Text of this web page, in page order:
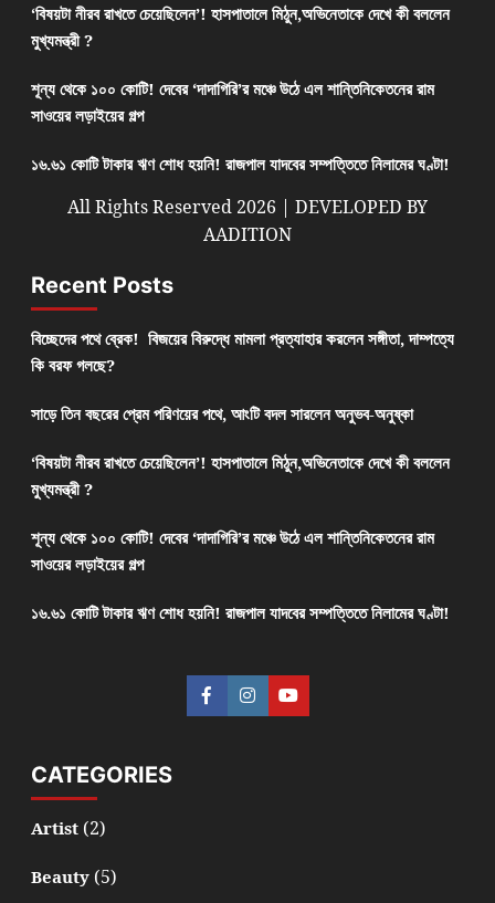
‘বিষয়টা নীরব রাখতে চেয়েছিলেন’! হাসপাতালে মিঠুন,অভিনেতাকে দেখে কী বললেন
মুখ্যমন্ত্রী ?
শূন্য থেকে ১০০ কোটি! দেবের ‘দাদাগিরি’র মঞ্চে উঠে এল শান্তিনিকেতনের রাম
সাওয়ের লড়াইয়ের গল্প
১৬.৬১ কোটি টাকার ঋণ শোধ হয়নি! রাজপাল যাদবের সম্পত্তিতে নিলামের ঘণ্টা!
All Rights Reserved 2026 | DEVELOPED BY
AADITION
Recent Posts
বিচ্ছেদের পথে ব্রেক! বিজয়ের বিরুদ্ধে মামলা প্রত্যাহার করলেন সঙ্গীতা, দাম্পত্যে
কি বরফ গলছে?
সাড়ে তিন বছরের প্রেম পরিণয়ের পথে, আংটি বদল সারলেন অনুভব-অনুষ্কা
‘বিষয়টা নীরব রাখতে চেয়েছিলেন’! হাসপাতালে মিঠুন,অভিনেতাকে দেখে কী বললেন
মুখ্যমন্ত্রী ?
শূন্য থেকে ১০০ কোটি! দেবের ‘দাদাগিরি’র মঞ্চে উঠে এল শান্তিনিকেতনের রাম
সাওয়ের লড়াইয়ের গল্প
১৬.৬১ কোটি টাকার ঋণ শোধ হয়নি! রাজপাল যাদবের সম্পত্তিতে নিলামের ঘণ্টা!
CATEGORIES
Artist(2)
Beauty(5)